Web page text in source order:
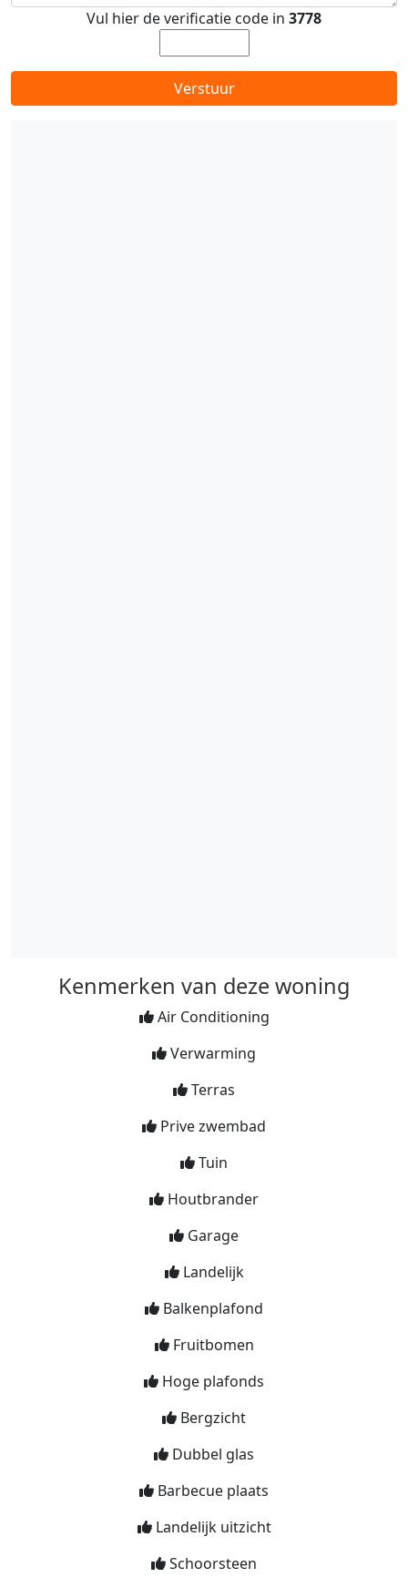
Vul hier de verificatie code in 3778
Verstuur
Kenmerken van deze woning
Air Conditioning
Verwarming
Terras
Prive zwembad
Tuin
Houtbrander
Garage
Landelijk
Balkenplafond
Fruitbomen
Hoge plafonds
Bergzicht
Dubbel glas
Barbecue plaats
Landelijk uitzicht
Schoorsteen